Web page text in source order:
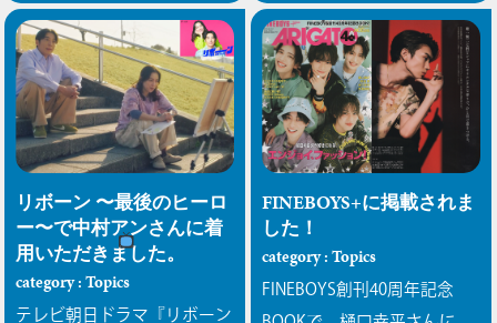
リボーン 〜最後のヒーロ
ー〜で中村アンさんに着
用いただきました。
category : Topics
テレビ朝日ドラマ『リボーン
FINEBOYS+に掲載されま
した！
category : Topics
FINEBOYS創刊40周年記念